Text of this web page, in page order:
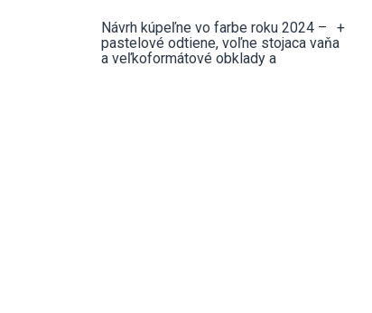
Návrh kúpeľne vo farbe roku 2024 –
pastelové odtiene, voľne stojaca vaňa
a veľkoformátové obklady a
+